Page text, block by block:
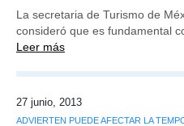
La secretaria de Turismo de
consideró que es fundamental
Leer más
27 junio, 2013
ADVIERTEN PUEDE AFECTAR LA